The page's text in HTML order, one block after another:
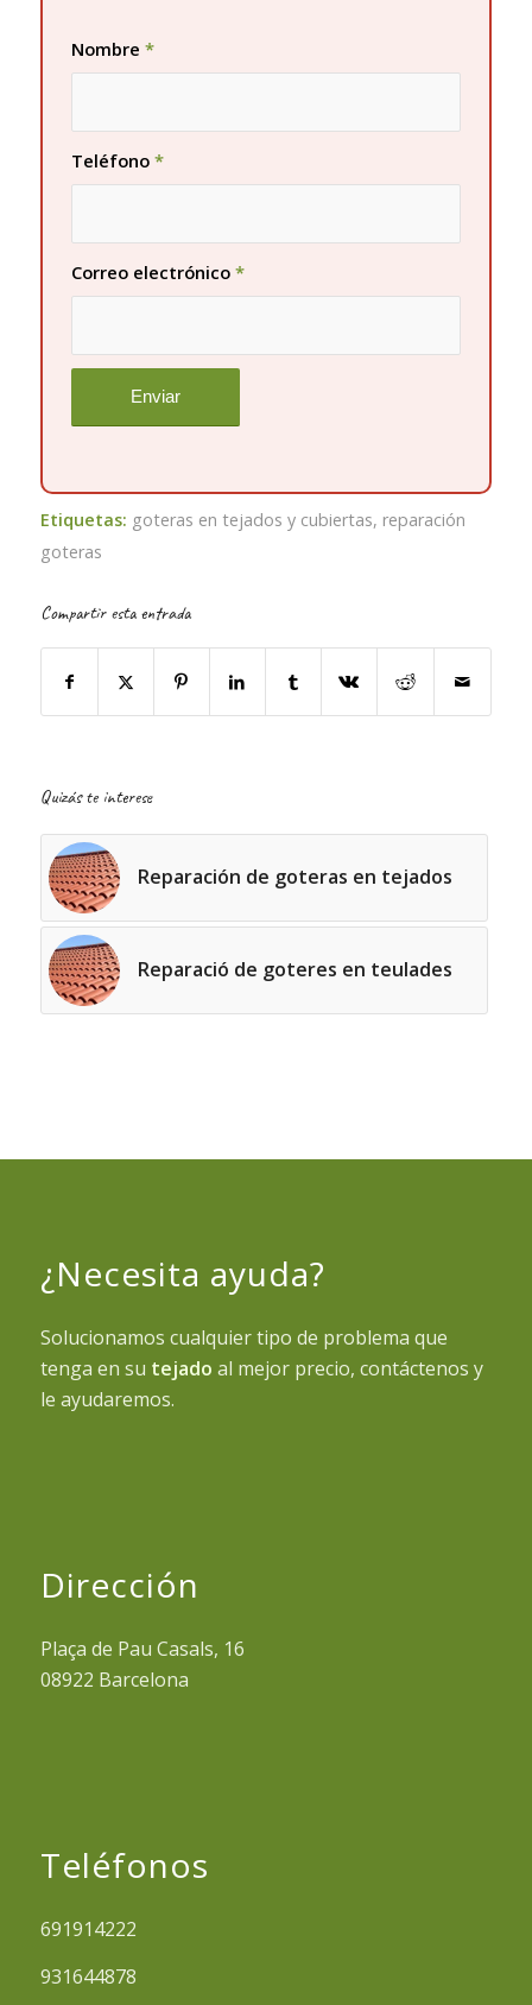
Nombre *
Teléfono *
Correo electrónico *
Etiquetas: goteras en tejados y cubiertas, reparación
goteras
Compartir esta entrada
Quizás te interese
Reparación de goteras en tejados
Reparació de goteres en teulades
¿Necesita ayuda?
Solucionamos cualquier tipo de problema que
tenga en su tejado al mejor precio, contáctenos y
le ayudaremos.
Dirección
Plaça de Pau Casals, 16
08922 Barcelona
Teléfonos
691914222
931644878